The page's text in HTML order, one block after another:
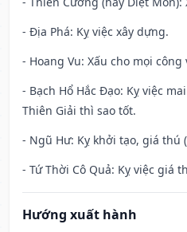
- Địa Phá: Kỵ việc xây dựng.
- Hoang Vu: Xấu cho mọi công
- Bạch Hổ Hắc Đạo: Kỵ việc
Thiên Giải thì sao tốt.
- Ngũ Hư: Kỵ khởi tạo, giá thú
- Tứ Thời Cô Quả: Kỵ việc giá
Hướng xuất hành